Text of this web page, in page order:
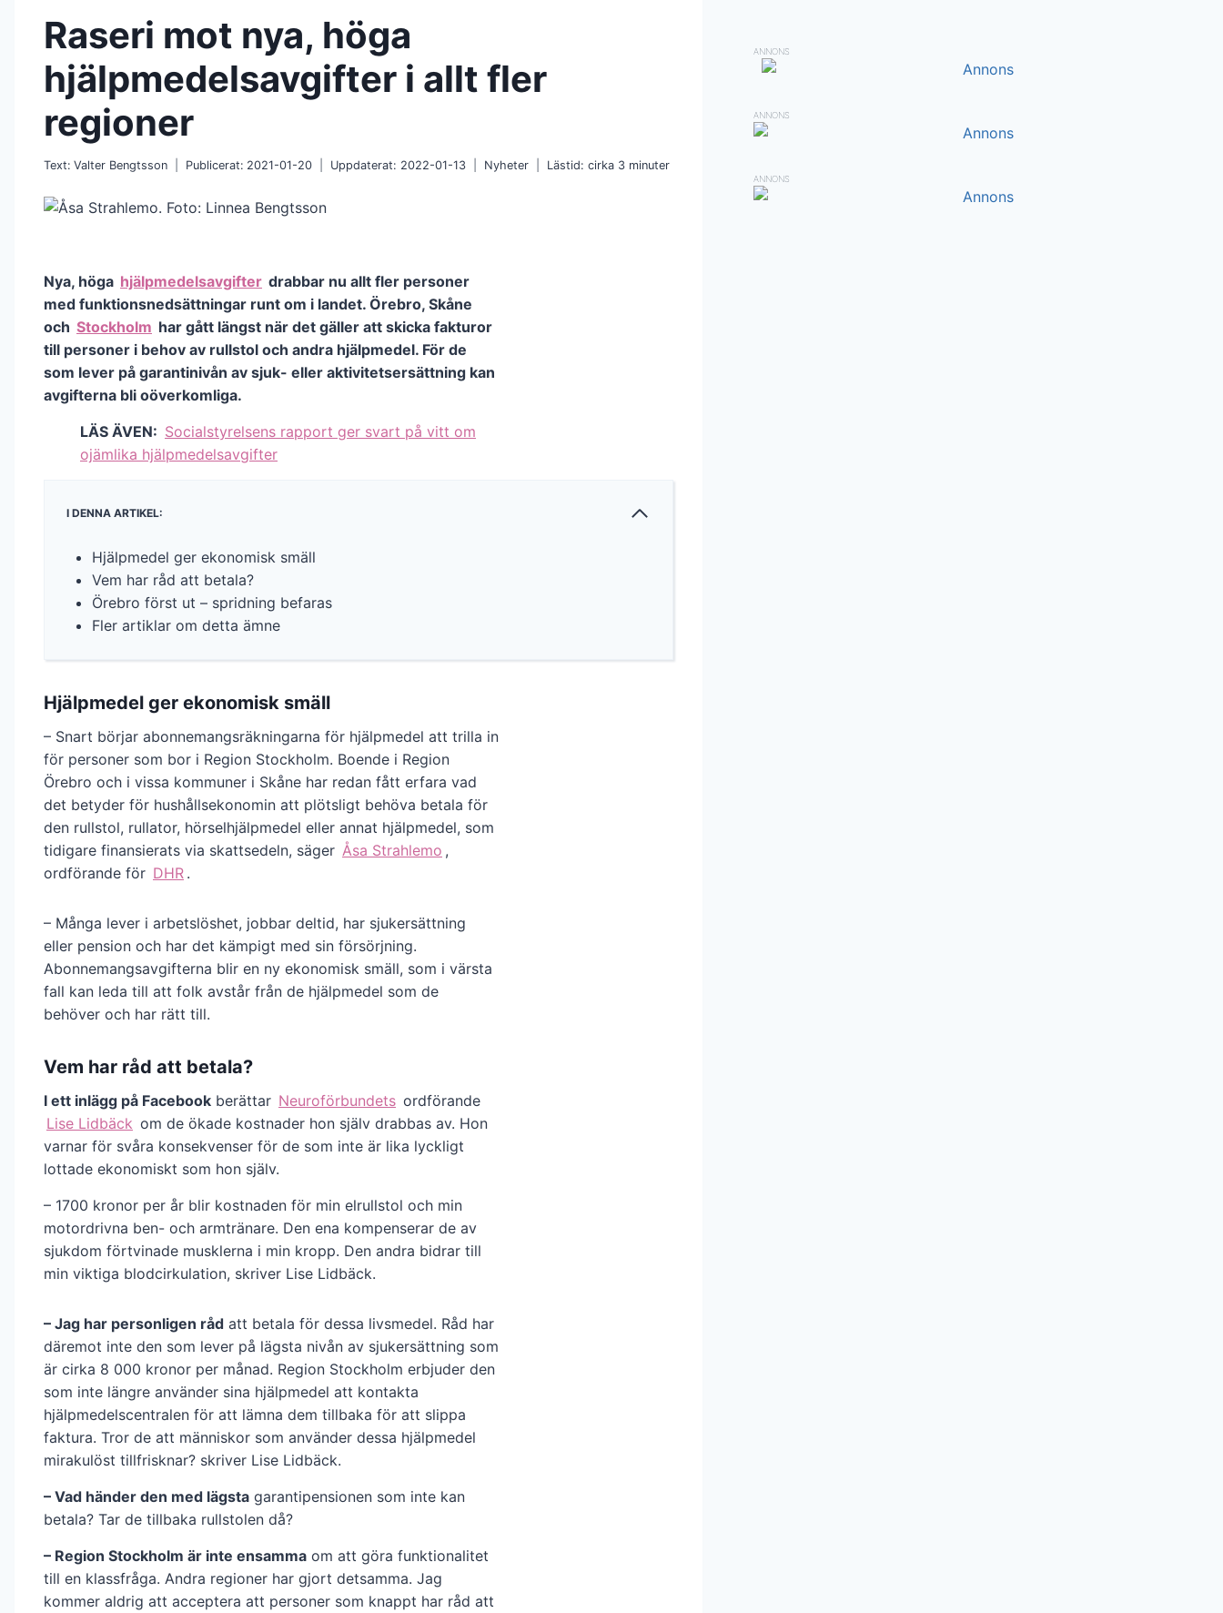
Raseri mot nya, höga
hjälpmedelsavgifter i allt fler
regioner
Text: Valter Bengtsson Publicerat: 2021-01-20 Uppdaterat: 2022-01-13 Nyheter Lästid: cirka 3 minuter
Nya, höga hjälpmedelsavgifter drabbar nu allt fler personer
med funktionsnedsättningar runt om i landet. Örebro, Skåne
och Stockholm har gått längst när det gäller att skicka fakturor
till personer i behov av rullstol och andra hjälpmedel. För de
som lever på garantinivån av sjuk- eller aktivitetsersättning kan
avgifterna bli oöverkomliga.
LÄS ÄVEN: Socialstyrelsens rapport ger svart på vitt om
ojämlika hjälpmedelsavgifter
I DENNA ARTIKEL:
Hjälpmedel ger ekonomisk smäll
Vem har råd att betala?
Örebro först ut – spridning befaras
Fler artiklar om detta ämne
Hjälpmedel ger ekonomisk smäll
– Snart börjar abonnemangsräkningarna för hjälpmedel att trilla in
för personer som bor i Region Stockholm. Boende i Region
Örebro och i vissa kommuner i Skåne har redan fått erfara vad
det betyder för hushållsekonomin att plötsligt behöva betala för
den rullstol, rullator, hörselhjälpmedel eller annat hjälpmedel, som
tidigare finansierats via skattsedeln, säger Åsa Strahlemo ,
ordförande för DHR .
– Många lever i arbetslöshet, jobbar deltid, har sjukersättning
eller pension och har det kämpigt med sin försörjning.
Abonnemangsavgifterna blir en ny ekonomisk smäll, som i värsta
fall kan leda till att folk avstår från de hjälpmedel som de
behöver och har rätt till.
Vem har råd att betala?
I ett inlägg på Facebook berättar Neuroförbundets ordförande
Lise Lidbäck om de ökade kostnader hon själv drabbas av. Hon
varnar för svåra konsekvenser för de som inte är lika lyckligt
lottade ekonomiskt som hon själv.
– 1700 kronor per år blir kostnaden för min elrullstol och min
motordrivna ben- och armtränare. Den ena kompenserar de av
sjukdom förtvinade musklerna i min kropp. Den andra bidrar till
min viktiga blodcirkulation, skriver Lise Lidbäck.
– Jag har personligen råd att betala för dessa livsmedel. Råd har
däremot inte den som lever på lägsta nivån av sjukersättning som
är cirka 8 000 kronor per månad. Region Stockholm erbjuder den
som inte längre använder sina hjälpmedel att kontakta
hjälpmedelscentralen för att lämna dem tillbaka för att slippa
faktura. Tror de att människor som använder dessa hjälpmedel
mirakulöst tillfrisknar? skriver Lise Lidbäck.
– Vad händer den med lägsta garantipensionen som inte kan
betala? Tar de tillbaka rullstolen då?
– Region Stockholm är inte ensamma om att göra funktionalitet
till en klassfråga. Andra regioner har gjort detsamma. Jag
kommer aldrig att acceptera att personer som knappt har råd att
ANNONS
ANNONS
ANNONS